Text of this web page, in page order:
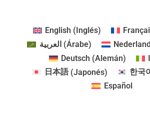
English (Inglés)
العربية (Árabe)
Deutsch (Alemán)
日本語(Japonés) 한국
Español